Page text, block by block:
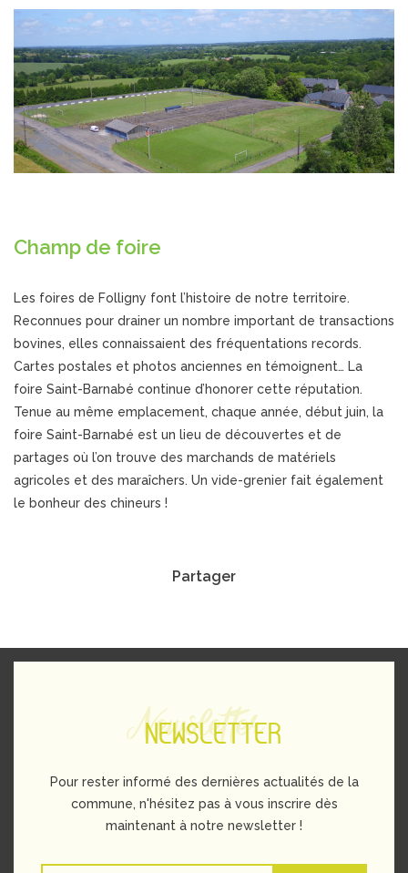
Champ de foire
Les foires de Folligny font l’histoire de notre territoire.
Reconnues pour drainer un nombre important de transactions
bovines, elles connaissaient des fréquentations records.
Cartes postales et photos anciennes en témoignent… La
foire Saint-Barnabé continue d’honorer cette réputation.
Tenue au même emplacement, chaque année, début juin, la
foire Saint-Barnabé est un lieu de découvertes et de
partages où l’on trouve des marchands de matériels
agricoles et des maraîchers. Un vide-grenier fait également
le bonheur des chineurs !
Partager
Newsletter
NEWSLETTER
Pour rester informé des dernières actualités de la
commune, n'hésitez pas à vous inscrire dès
maintenant à notre newsletter !